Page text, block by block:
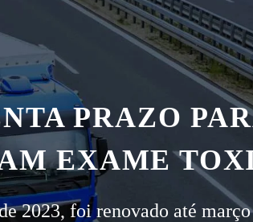
PRAZO
EXAME
2023, foi renovado até